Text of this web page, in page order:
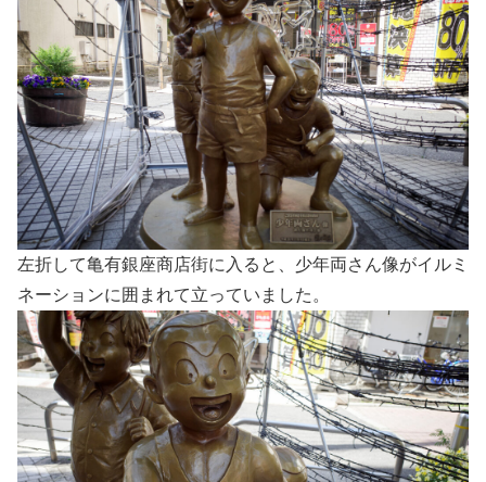
左折して亀有銀座商店街に入ると、少年両さん像がイルミ
ネーションに囲まれて立っていました。